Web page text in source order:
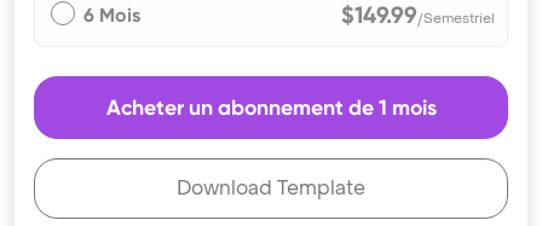
6 Mois $149.99/Semestriel
Acheter un abonnement de 1 mois
Download Template